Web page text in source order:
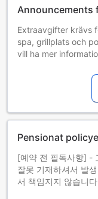
Announcements
Extraavgifter krävs
spa, grillplats och
vill ha mer
såvida de inte är i
Boendet kontaktar
angående
Gäster som
Ytterligare
Gäster som
kontakta boendet i
Alla rum på den här
Pensionat
[예약 전 필독사항] -
잘못 기재하셔서 발
서 책임지지 않습니